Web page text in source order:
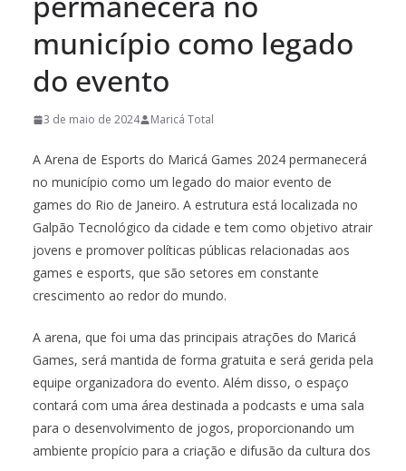
município como legado
do evento
3 de maio de 2024 Maricá Total
A Arena de Esports do Maricá Games 2024 permanecerá
no município como um legado do maior evento de
games do Rio de Janeiro. A estrutura está localizada no
Galpão Tecnológico da cidade e tem como objetivo atrair
jovens e promover políticas públicas relacionadas aos
games e esports, que são setores em constante
crescimento ao redor do mundo.
A arena, que foi uma das principais atrações do Maricá
Games, será mantida de forma gratuita e será gerida pela
equipe organizadora do evento. Além disso, o espaço
contará com uma área destinada a podcasts e uma sala
para o desenvolvimento de jogos, proporcionando um
ambiente propício para a criação e difusão da cultura dos